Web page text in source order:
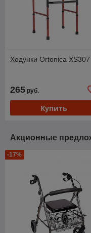
Ходунки Ortonica XS307
265 руб.
Купить
Акционные
-17%